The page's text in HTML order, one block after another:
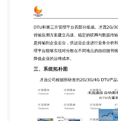
传输应用方案建立高速、稳
道，将所有借阅、归还、续
台，供运营企业进行业务分
业通过第三方管 理平台能
自助图书馆终端进行统一的
企业的运维成本。 三、系统
研发的2G/3G/4G DTU产品
如下： 自助图书馆无线数据